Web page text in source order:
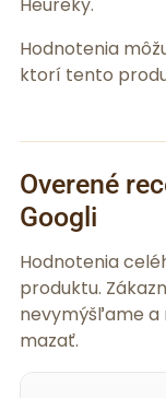
Hodnotenia
ktorí tento
Overené
Googli
Hodnotenia
produktu.
nevymýšľame a
mazať.